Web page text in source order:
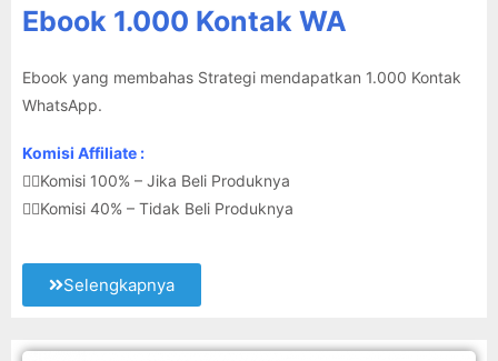
Ebook 1.000 Kontak WA
Ebook yang membahas Strategi mendapatkan 1.000 Kontak
WhatsApp.
Komisi Affiliate :
👉🏽Komisi 100% – Jika Beli Produknya
👉🏽Komisi 40% – Tidak Beli Produknya
Selengkapnya